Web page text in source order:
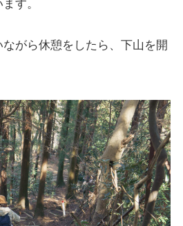
す。
がら休憩をしたら、下山を開